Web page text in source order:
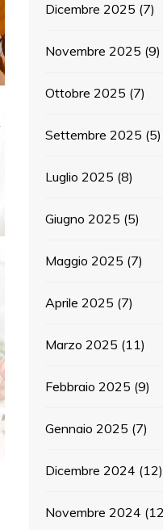
Dicembre 2025 (7)
Novembre 2025 (9)
Ottobre 2025 (7)
Settembre 2025 (5)
Luglio 2025 (8)
Giugno 2025 (5)
Maggio 2025 (7)
Aprile 2025 (7)
Marzo 2025 (11)
Febbraio 2025 (9)
Gennaio 2025 (7)
Dicembre 2024 (12)
Novembre 2024